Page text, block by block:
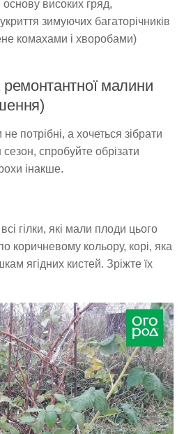
основу високих гряд,
зимуючих багаторічників
комахами і хворобами)
ремонтантної малини
потрібні, а хочеться зібрати
спробуйте обрізати
інакше.
гілки, які мали плоди цього
коричневому кольору, корі, яка
ягідних кистей. Зріжте їх